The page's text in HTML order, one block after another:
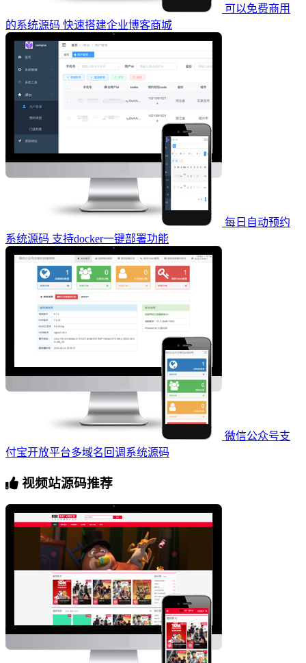
可以免费商用
的系统源码 快速搭建企业博客商城
每日自动预约
系统源码 支持docker一键部署功能
微信公众号支
付宝开放平台多域名回调系统源码
视频站源码推荐